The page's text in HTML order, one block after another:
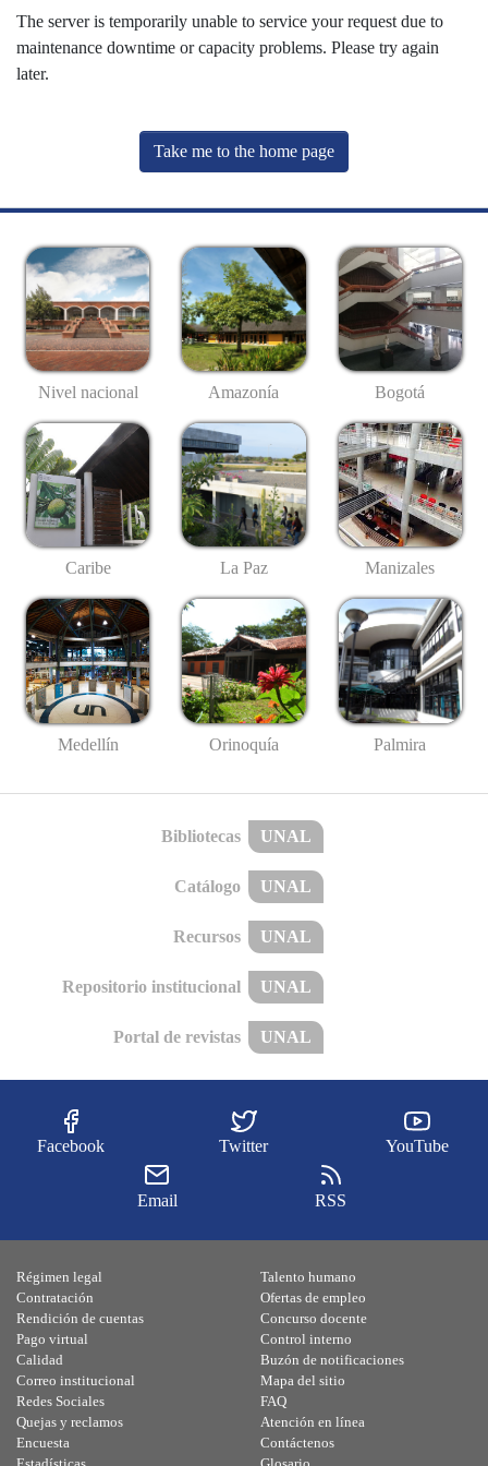
The server is temporarily unable to service your request due to
maintenance downtime or capacity problems. Please try again
later.
Take me to the home page
Nivel nacional Amazonía Bogotá
Caribe La Paz Manizales
Medellín Orinoquía Palmira
Bibliotecas UNAL
Catálogo UNAL
Recursos UNAL
Repositorio institucional UNAL
Portal de revistas UNAL
Facebook Twitter YouTube
Email RSS
Régimen legal
Contratación
Rendición de cuentas
Pago virtual
Calidad
Talento humano
Ofertas de empleo
Concurso docente
Control interno
Buzón de notificaciones
Correo institucional
Redes Sociales
Quejas y reclamos
Encuesta
Mapa del sitio
FAQ
Atención en línea
Contáctenos